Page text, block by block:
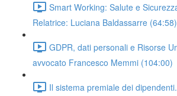
Smart Working: Salute e
Relatrice: Luciana Baldassarre (64:58)
GDPR, dati personali e Risorse
avvocato Francesco Memmi (104:00)
Il sistema premiale dei